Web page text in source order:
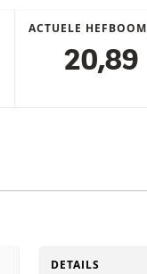
ACTUELE HEFBOOM
20,89
TOGGLE
DETAILS